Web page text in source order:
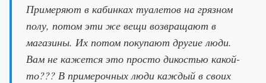
Примеряют в кабинках туалетов на грязном
полу, потом эти же вещи возвращают в
магазины. Их потом покупают другие люди.
Вам не кажется это просто дикостью какой-
то??? В примерочных люди каждый в своих